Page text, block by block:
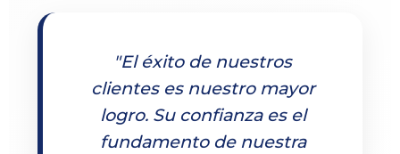
"El éxito de nuestros
clientes es nuestro mayor
logro. Su confianza es el
fundamento de nuestra